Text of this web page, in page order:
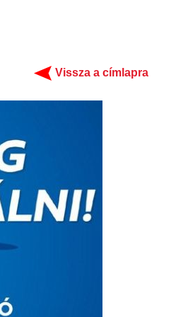
Vissza a címlapra